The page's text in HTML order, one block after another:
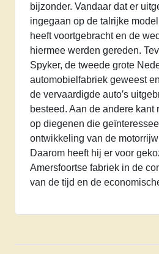
bijzonder. Vandaar dat er
ingegaan op de talrijke
heeft voortgebracht en de
hiermee werden gereden.
Spyker, de tweede grote
automobielfabriek geweest
de vervaardigde auto′s
besteed. Aan de andere kant
op diegenen die
ontwikkeling van de
Daarom heeft hij er voor
Amersfoortse fabriek in de
van de tijd en de